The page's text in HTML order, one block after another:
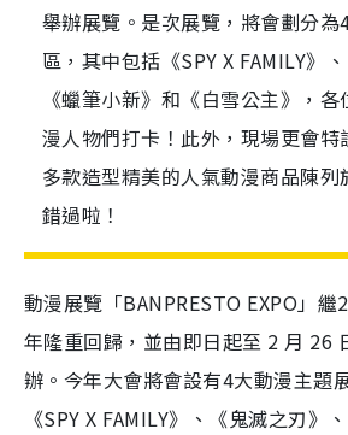
舉辦展覽。是次展覽，將會劃分為
區，其中包括《SPY X FAMILY》
《蠟筆小新》和《白雪公主》，
漫人物們打卡！此外，現場更會特
多款造型精美的人氣動漫商品陳列
錯過啦！
動漫展覽「BANPRESTO EXPO」
年隆重回歸，並由即日起至 2 月 26
辦。今年大會將會設有4大動漫主題
《SPY X FAMILY》、《鬼滅之刃》